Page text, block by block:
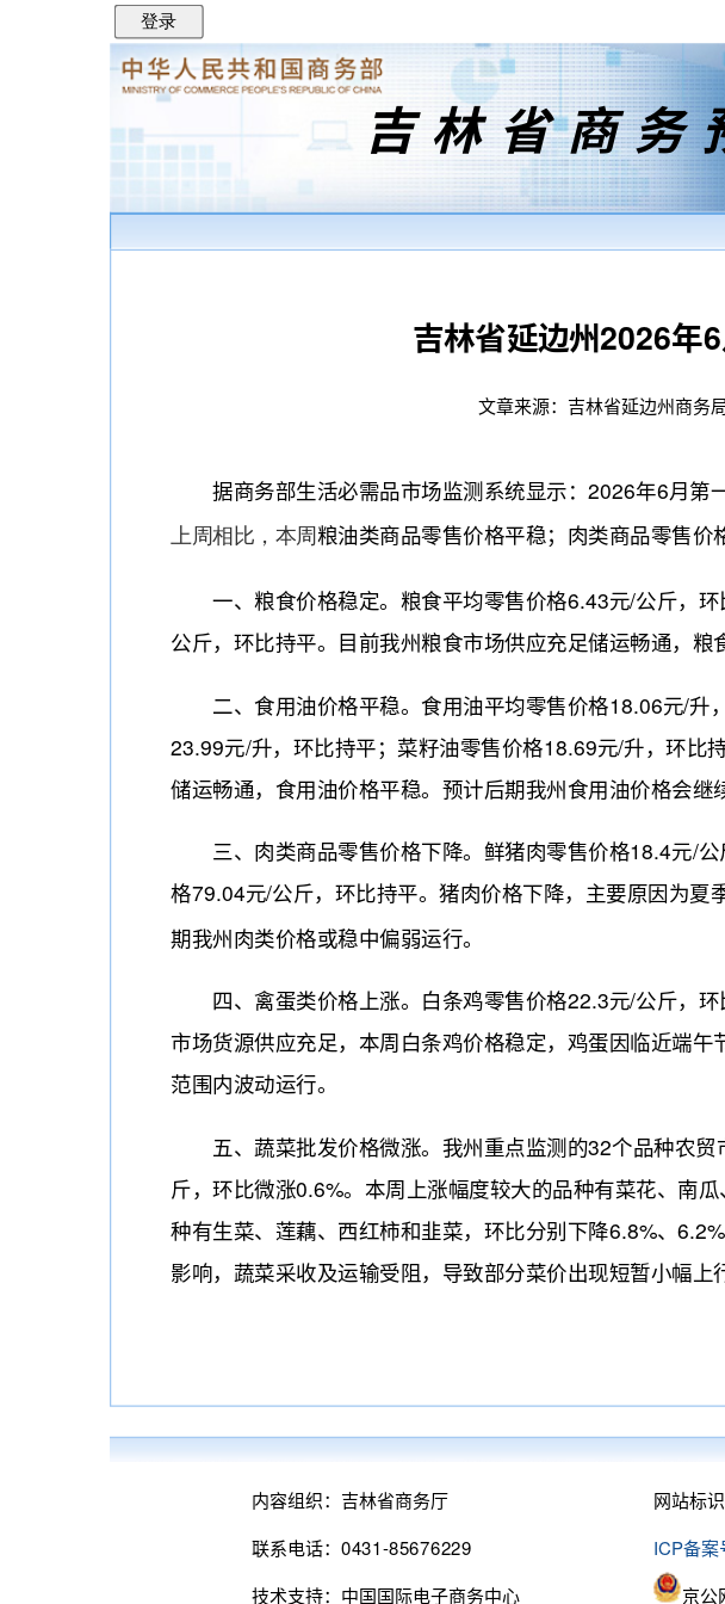
登录
吉林省商务
吉林省延边州2026年
文章来源：吉林省延边州商
据商务部生活必需品市场监测系统显示：2026年6月第
上周相比，本周 粮油类商品零售价格平稳；肉类商品零售
一、粮食价格稳定。粮食平均零售价格6.43元/公斤，环
公斤，环比持平。目前我州粮食市场供应充足储运畅通，粮
二、食用油价格平稳。食用油平均零售价格18.06元/升
23.99元/升，环比持平；菜籽油零售价格18.69元/升，环比
储运畅通，食用油价格平稳。预计后期我州食用油价格会继
三、肉类商品零售价格下降。鲜猪肉零售价格18.4元/公
格79.04元/公斤，环比持平。猪肉价格下降，主要原因为夏
期我州肉类价格或稳中偏弱运行。
四、禽蛋类价格上涨。白条鸡零售价格22.3元/公斤，环
市场货源供应充足，本周白条鸡价格稳定，鸡蛋因临近端
范围内波动运行。
五、蔬菜批发价格微涨。我州重点监测的32个品种农贸
斤，环比微涨0.6%。本周上涨幅度较大的品种有菜花、南
种有生菜、莲藕、西红柿和韭菜，环比分别下降6.8%、
影响，蔬菜采收及运输受阻，导致部分菜价出现短暂小幅上
内容组织：吉林省商务厅
联系电话：0431-85676229
技术支持：中国国际电子商务中心
网站标
ICP备
京公